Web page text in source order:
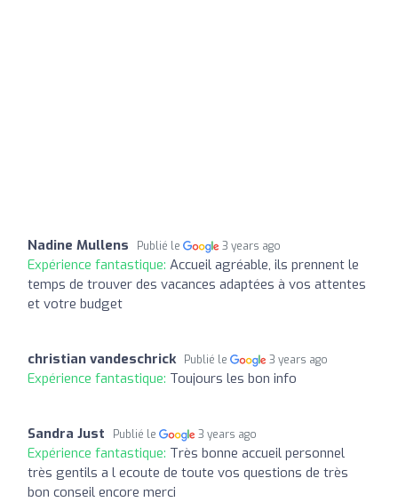
Nadine Mullens Publié le 3 years ago
Expérience fantastique: Accueil agréable, ils prennent le
temps de trouver des vacances adaptées à vos attentes
et votre budget
christian vandeschrick Publié le 3 years ago
Expérience fantastique: Toujours les bon info
Sandra Just Publié le 3 years ago
Expérience fantastique: Très bonne accueil personnel
très gentils a l ecoute de toute vos questions de très
bon conseil encore merci